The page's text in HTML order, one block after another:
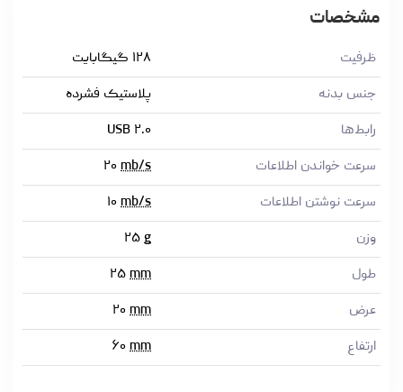
مشخصات
ظرفیت
۱۲۸ گیگابایت
جنس بدنه
پلاستیک فشرده
رابط‌ها
USB ۲.۰
سرعت خواندن اطلاعات
۲۰ mb/s
سرعت نوشتن اطلاعات
۱۰ mb/s
وزن
۲۵ g
طول
۲۵ mm
عرض
۲۰ mm
ارتفاع
۶۰ mm